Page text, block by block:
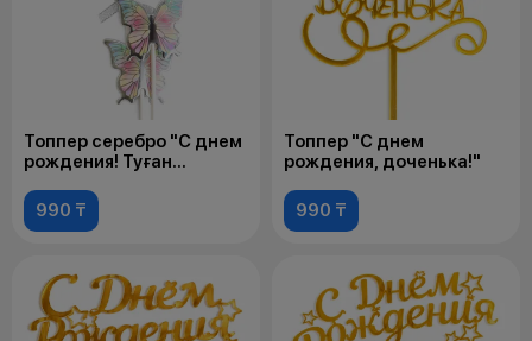
Топпер серебро "С днем
рождения! Туған
990 ₸
Топпер "С днем
рождения, доченька!"
990 ₸